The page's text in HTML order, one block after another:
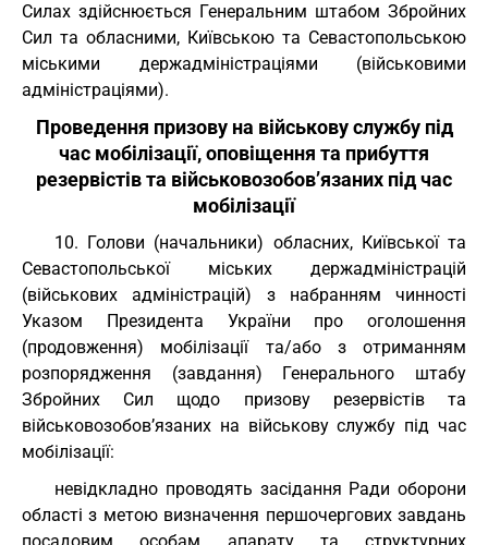
Силах здійснюється Генеральним штабом Збройних
Сил та обласними, Київською та Севастопольською
міськими держадміністраціями (військовими
адміністраціями).
Проведення призову на військову службу під
час мобілізації, оповіщення та прибуття
резервістів та військовозобов’язаних під час
мобілізації
10. Голови (начальники) обласних, Київської та
Севастопольської міських держадміністрацій
(військових адміністрацій) з набранням чинності
Указом Президента України про оголошення
(продовження) мобілізації та/або з отриманням
розпорядження (завдання) Генерального штабу
Збройних Сил щодо призову резервістів та
військовозобов’язаних на військову службу під час
мобілізації:
невідкладно проводять засідання Ради оборони
області з метою визначення першочергових завдань